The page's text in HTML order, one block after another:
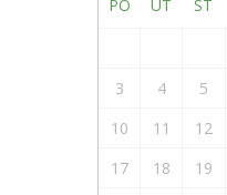
PO ÚT ST
3
4 5
10
11 12
17
18 19